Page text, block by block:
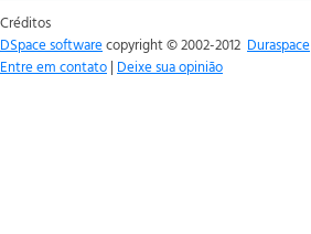
Créditos
DSpace softwarecopyright © 2002-2012 Duraspace
Entre em contato | Deixe sua opinião